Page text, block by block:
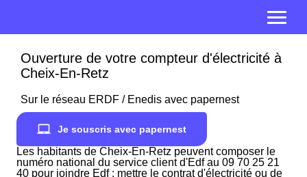
Ouverture de votre compteur d'électricité à
Cheix-En-Retz
Sur le réseau ERDF / Enedis avec papernest
Je souscris avec papernest
Les habitants de Cheix-En-Retz peuvent composer le
numéro national du service client d'Edf au 09 70 25 21
40 pour joindre Edf : mettre le contrat d'électricité ou de